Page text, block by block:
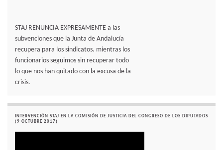
STAJ RENUNCIA EXPRESAMENTE a las
subvenciones que la Junta de Andalucía
recupera para los sindicatos. mientras los
funcionarios seguimos sin recuperar todo
lo que nos han quitado con la excusa de la
crisis.
INTERVENCIÓN STAJ EN LA COMISIÓN DE JUSTICIA DEL CONGRESO DE LOS DIPUTADOS
(9 OCTUBRE 2017)